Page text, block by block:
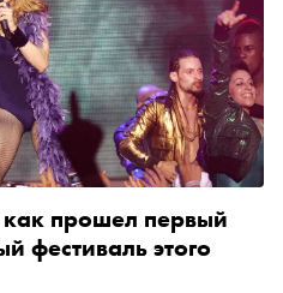
прошел первый
фестиваль этого